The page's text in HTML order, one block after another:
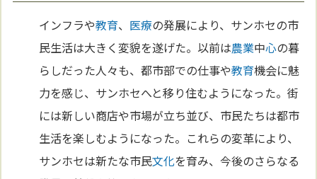
インフラや教育、 医療の発展により、サンホセの市
民生活は大きく変貌を遂げた。以前は農業中心の暮
らしだった人々も、都市部での仕事や教育機会に魅
力を感じ、サンホセへと移り住むようになった。街
には新しい商店や市場が立ち並び、市民たちは都市
生活を楽しむようになった。これらの変革により、
サンホセは新たな市民文化を育み、今後のさらなる